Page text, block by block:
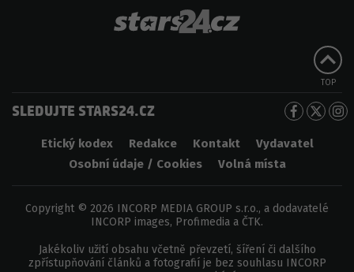
TOP
SLEDUJTE STARS24.CZ
Etický kodex Redakce Kontakt
Vydavatel
Osobní údaje / Cookies
Volná místa
Copyright © 2026 INCORP MEDIA GROUP s.r.o., a dodavatelé
INCORP images, Profimedia a ČTK.
Jakékoliv užití obsahu včetně převzetí, šíření či dalšího
zpřístupňování článků a fotografií je bez souhlasu INCORP